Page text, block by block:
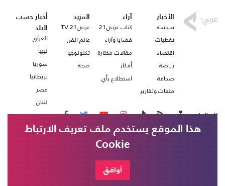
الأخبار
سياسة
تغطيات
اقتصاد
رياضة
صحافة
ملفات وتقارير
آراء
كتاب عربي21
قضايا وآراء
مقالات مختارة
أفكار
استطلاع رأي
المزيد
عربي21 TV
عالم الفن
تكنولوجيا
صحة
أخبار حسب
البلد
العراق
ليبيا
سوريا
بريطانيا
مصر
لبنان
تابعنا على
هذا الموقع يستخدم ملف تعريف الارتباط
Cookie
أوافق